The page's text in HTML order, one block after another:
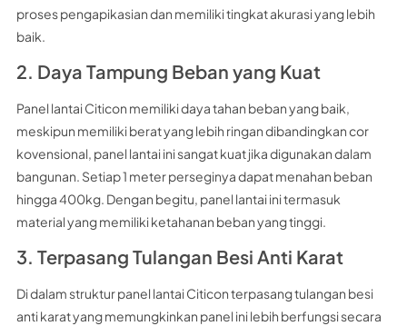
proses pengapikasian dan memiliki tingkat akurasi yang lebih
baik.
2. Daya Tampung Beban yang Kuat
Panel lantai Citicon memiliki daya tahan beban yang baik,
meskipun memiliki berat yang lebih ringan dibandingkan cor
kovensional, panel lantai ini sangat kuat jika digunakan dalam
bangunan. Setiap 1 meter perseginya dapat menahan beban
hingga 400kg. Dengan begitu, panel lantai ini termasuk
material yang memiliki ketahanan beban yang tinggi.
3. Terpasang Tulangan Besi Anti Karat
Di dalam struktur panel lantai Citicon terpasang tulangan besi
anti karat yang memungkinkan panel ini lebih berfungsi secara